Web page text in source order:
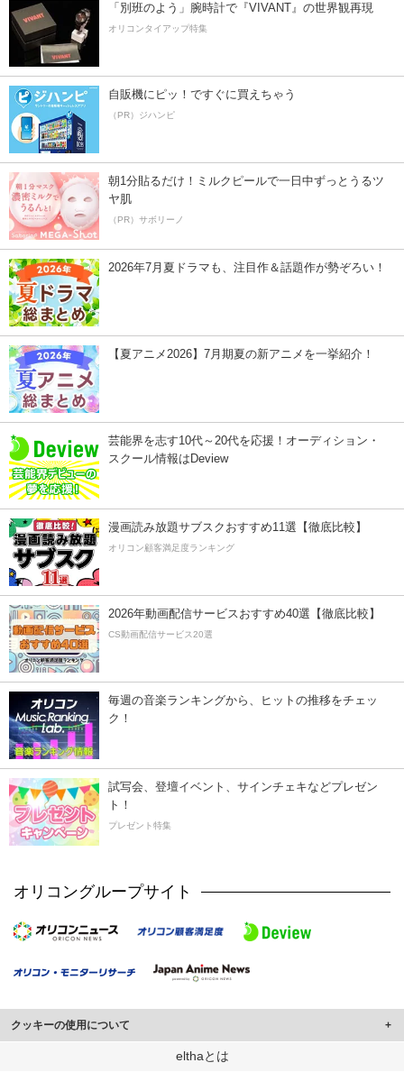
「別班のよう」腕時計で『VIVANT』の世界観再現
オリコンタイアップ特集
自販機にピッ！ですぐに買えちゃう
（PR）ジハンピ
朝1分貼るだけ！ミルクピールで一日中ずっとうるツ
ヤ肌
（PR）サボリーノ
2026年7月夏ドラマも、注目作＆話題作が勢ぞろい！
【夏アニメ2026】7月期夏の新アニメを一挙紹介！
芸能界を志す10代～20代を応援！オーディション・
スクール情報はDeview
漫画読み放題サブスクおすすめ11選【徹底比較】
オリコン顧客満足度ランキング
2026年動画配信サービスおすすめ40選【徹底比較】
CS動画配信サービス20選
毎週の音楽ランキングから、ヒットの推移をチェッ
ク！
試写会、登壇イベント、サインチェキなどプレゼン
ト！
プレゼント特集
オリコングループサイト
クッキーの使用について
このサイトでは Cookie を使用して、ユーザーに合わせたコンテンツや広告の
elthaとは